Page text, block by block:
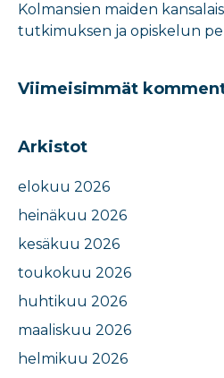
Kolmansien maiden
tutkimuksen ja opiskelun
Viimeisimmät
Arkistot
elokuu 2026
heinäkuu 2026
kesäkuu 2026
toukokuu 2026
huhtikuu 2026
maaliskuu 2026
helmikuu 2026